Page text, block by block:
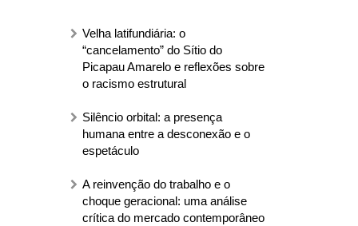
Velha latifundiária: o
“cancelamento” do Sítio do
Picapau Amarelo e reflexões sobre
o racismo estrutural
Silêncio orbital: a presença
humana entre a desconexão e o
espetáculo
A reinvenção do trabalho e o
choque geracional: uma análise
crítica do mercado contemporâneo